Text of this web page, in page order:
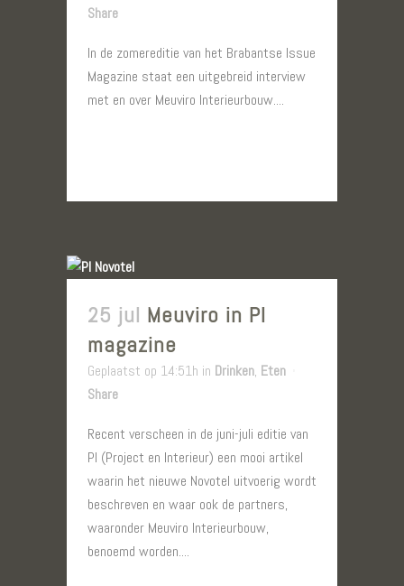
Share
In de zomereditie van het Brabantse Issue
Magazine staat een uitgebreid interview
met en over Meuviro Interieurbouw....
25 jul Meuviro in PI
magazine
Geplaatst op 14:51h in Drinken, Eten
Share
Recent verscheen in de juni-juli editie van
PI (Project en Interieur) een mooi artikel
waarin het nieuwe Novotel uitvoerig wordt
beschreven en waar ook de partners,
waaronder Meuviro Interieurbouw,
benoemd worden....